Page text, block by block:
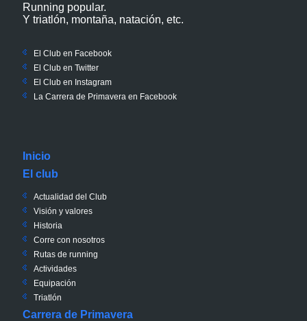
Running popular.
Y triatlón, montaña, natación, etc.
El Club en Facebook
El Club en Twitter
El Club en Instagram
La Carrera de Primavera en Facebook
Inicio
El club
Actualidad del Club
Visión y valores
Historia
Corre con nosotros
Rutas de running
Actividades
Equipación
Triatlón
Carrera de Primavera